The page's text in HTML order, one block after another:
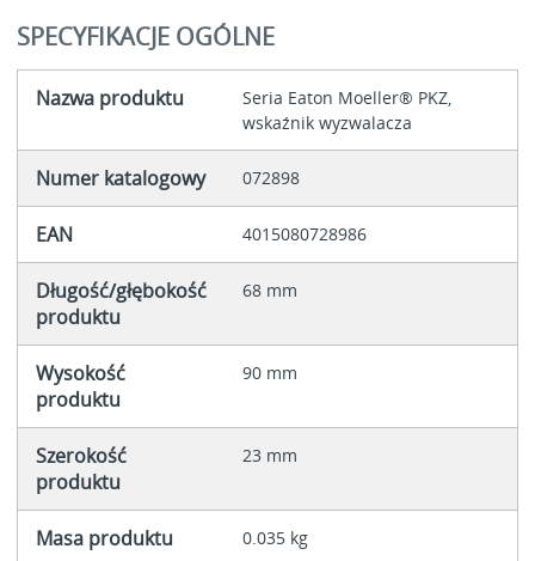
SPECYFIKACJE OGÓLNE
Nazwa produktu
Seria Eaton Moeller® PKZ,
wskaźnik wyzwalacza
Numer katalogowy 072898
EAN 4015080728986
Długość/głębokość
produktu
68 mm
Wysokość
produktu
90 mm
Szerokość
produktu
23 mm
Masa produktu 0.035 kg